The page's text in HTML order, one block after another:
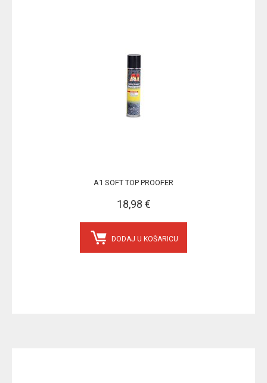
A1 SOFT TOP PROOFER
18,98 €
DODAJ U KOŠARICU